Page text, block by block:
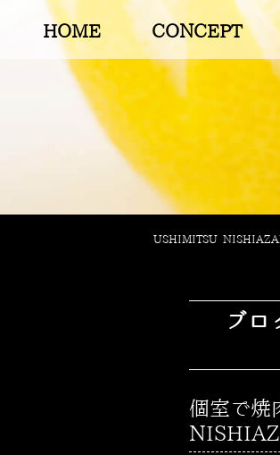
HOME CONCEPT
USHIMITSU
ブ
個室で焼